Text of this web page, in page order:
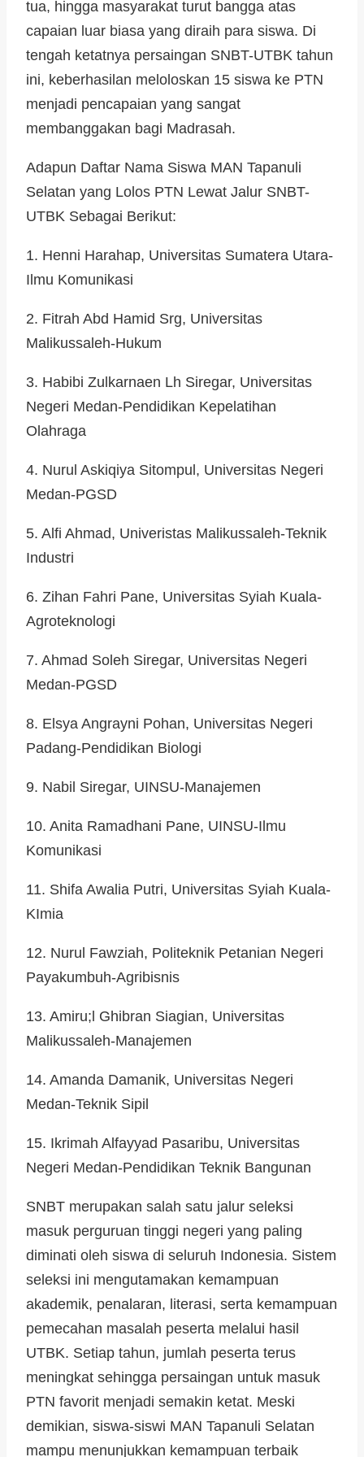
tua, hingga masyarakat turut bangga atas
capaian luar biasa yang diraih para siswa. Di
tengah ketatnya persaingan SNBT-UTBK tahun
ini, keberhasilan meloloskan 15 siswa ke PTN
menjadi pencapaian yang sangat
membanggakan bagi Madrasah.
Adapun Daftar Nama Siswa MAN Tapanuli
Selatan yang Lolos PTN Lewat Jalur SNBT-
UTBK Sebagai Berikut:
1. Henni Harahap, Universitas Sumatera Utara-
Ilmu Komunikasi
2. Fitrah Abd Hamid Srg, Universitas
Malikussaleh-Hukum
3. Habibi Zulkarnaen Lh Siregar, Universitas
Negeri Medan-Pendidikan Kepelatihan
Olahraga
4. Nurul Askiqiya Sitompul, Universitas Negeri
Medan-PGSD
5. Alfi Ahmad, Univeristas Malikussaleh-Teknik
Industri
6. Zihan Fahri Pane, Universitas Syiah Kuala-
Agroteknologi
7. Ahmad Soleh Siregar, Universitas Negeri
Medan-PGSD
8. Elsya Angrayni Pohan, Universitas Negeri
Padang-Pendidikan Biologi
9. Nabil Siregar, UINSU-Manajemen
10. Anita Ramadhani Pane, UINSU-Ilmu
Komunikasi
11. Shifa Awalia Putri, Universitas Syiah Kuala-
KImia
12. Nurul Fawziah, Politeknik Petanian Negeri
Payakumbuh-Agribisnis
13. Amiru;l Ghibran Siagian, Universitas
Malikussaleh-Manajemen
14. Amanda Damanik, Universitas Negeri
Medan-Teknik Sipil
15. Ikrimah Alfayyad Pasaribu, Universitas
Negeri Medan-Pendidikan Teknik Bangunan
SNBT merupakan salah satu jalur seleksi
masuk perguruan tinggi negeri yang paling
diminati oleh siswa di seluruh Indonesia. Sistem
seleksi ini mengutamakan kemampuan
akademik, penalaran, literasi, serta kemampuan
pemecahan masalah peserta melalui hasil
UTBK. Setiap tahun, jumlah peserta terus
meningkat sehingga persaingan untuk masuk
PTN favorit menjadi semakin ketat. Meski
demikian, siswa-siswi MAN Tapanuli Selatan
mampu menunjukkan kemampuan terbaik